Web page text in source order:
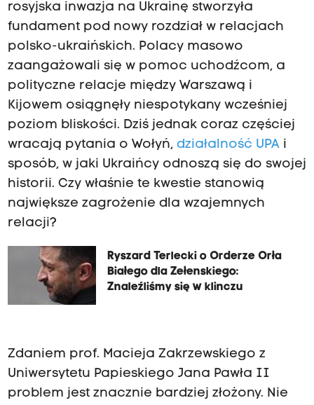
rosyjska inwazja na Ukrainę stworzyła
fundament pod nowy rozdział w relacjach
polsko-ukraińskich. Polacy masowo
zaangażowali się w pomoc uchodźcom, a
polityczne relacje między Warszawą i
Kijowem osiągnęły niespotykany wcześniej
poziom bliskości. Dziś jednak coraz częściej
wracają pytania o Wołyń, działalność UPAi
sposób, w jaki Ukraińcy odnoszą się do swojej
historii. Czy właśnie te kwestie stanowią
największe zagrożenie dla wzajemnych
relacji?
Ryszard Terlecki o Orderze Orła
Białego dla Zełenskiego:
Znaleźliśmy się w klinczu
Zdaniem prof. Macieja Zakrzewskiego z
Uniwersytetu Papieskiego Jana Pawła II
problem jest znacznie bardziej złożony. Nie